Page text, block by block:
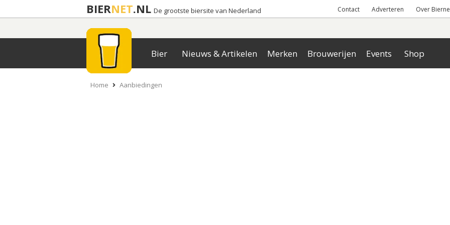
BIERNET.NL De grootste biersite van Nederland Contact Adverteren Over
Bier Nieuws & Artikelen Merken Brouwerijen Events Shop
Home Aanbiedingen